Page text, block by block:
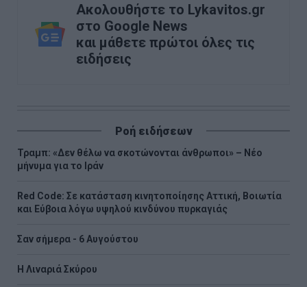
Ακολουθήστε το Lykavitos.gr
στο Google News
και μάθετε πρώτοι όλες τις
ειδήσεις
Ροή ειδήσεων
Τραμπ: «Δεν θέλω να σκοτώνονται άνθρωποι» – Νέο
μήνυμα για το Ιράν
Red Code: Σε κατάσταση κινητοποίησης Αττική, Βοιωτία
και Εύβοια λόγω υψηλού κινδύνου πυρκαγιάς
Σαν σήμερα - 6 Αυγούστου
H Λιναριά Σκύρου